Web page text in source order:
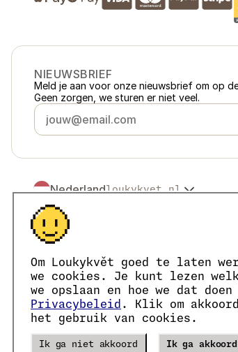
Om Loukykvět goed te laten
we cookies. Je kunt lezen
we opslaan en hoe we dat
Privacybeleid . Klik om
het gebruik van cookies.
Ik ga niet akkoord Ik ga
NIEUWSBRIEF
Meld je aan voor onze nieuwsbrief om op
Geen zorgen, we sturen er niet veel.
Nederlandloukykvet.nl
Česko
Slovensko
Polskaloukykvet.pl
Österreichloukykvet.at
Deutschlandloukykvet.de
Franceloukykvet.fr
Belgiëloukykvet.be
Danmarkloukykvet.dk
Eesti loukykvet.ee
© 2016 →
Loukykvět s.r.o. staat ingeschreven in het
We zijn aangesloten bij het EKO-KOM-
Wij gebruiken registratienummer 0636
Ons KvK-nummer is 05663687, btw-nummer
Het ID van de data box is eng827q.
Het EORI-nummer is CZ05663687.
Wij zijn btw-plichtig.
Verze20302 PRODUCTION